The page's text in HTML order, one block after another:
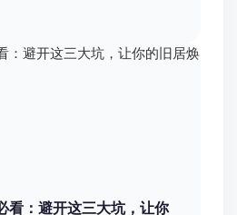
看：避开这三大坑，让你